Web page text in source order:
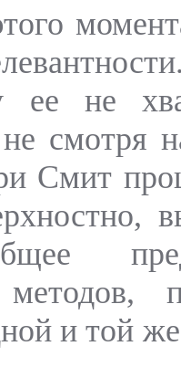
ее не
смотря
Смит
методов,
и той